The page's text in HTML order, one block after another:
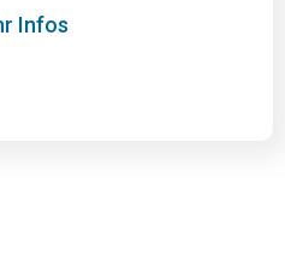
Infos